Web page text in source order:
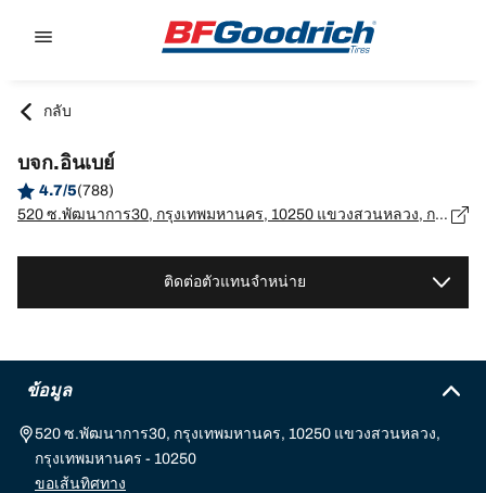
กลับ
บจก.อินเบย์
4.7/5(788)
520 ซ.พัฒนาการ30, กรุงเทพมหานคร, 10250 แขวงสวนหลวง, กรุงเทพมหานคร - 10250
ติดต่อตัวแทนจำหน่าย
ข้อมูล
520 ซ.พัฒนาการ30, กรุงเทพมหานคร, 10250 แขวงสวนหลวง,
กรุงเทพมหานคร - 10250
ขอเส้นทิศทาง